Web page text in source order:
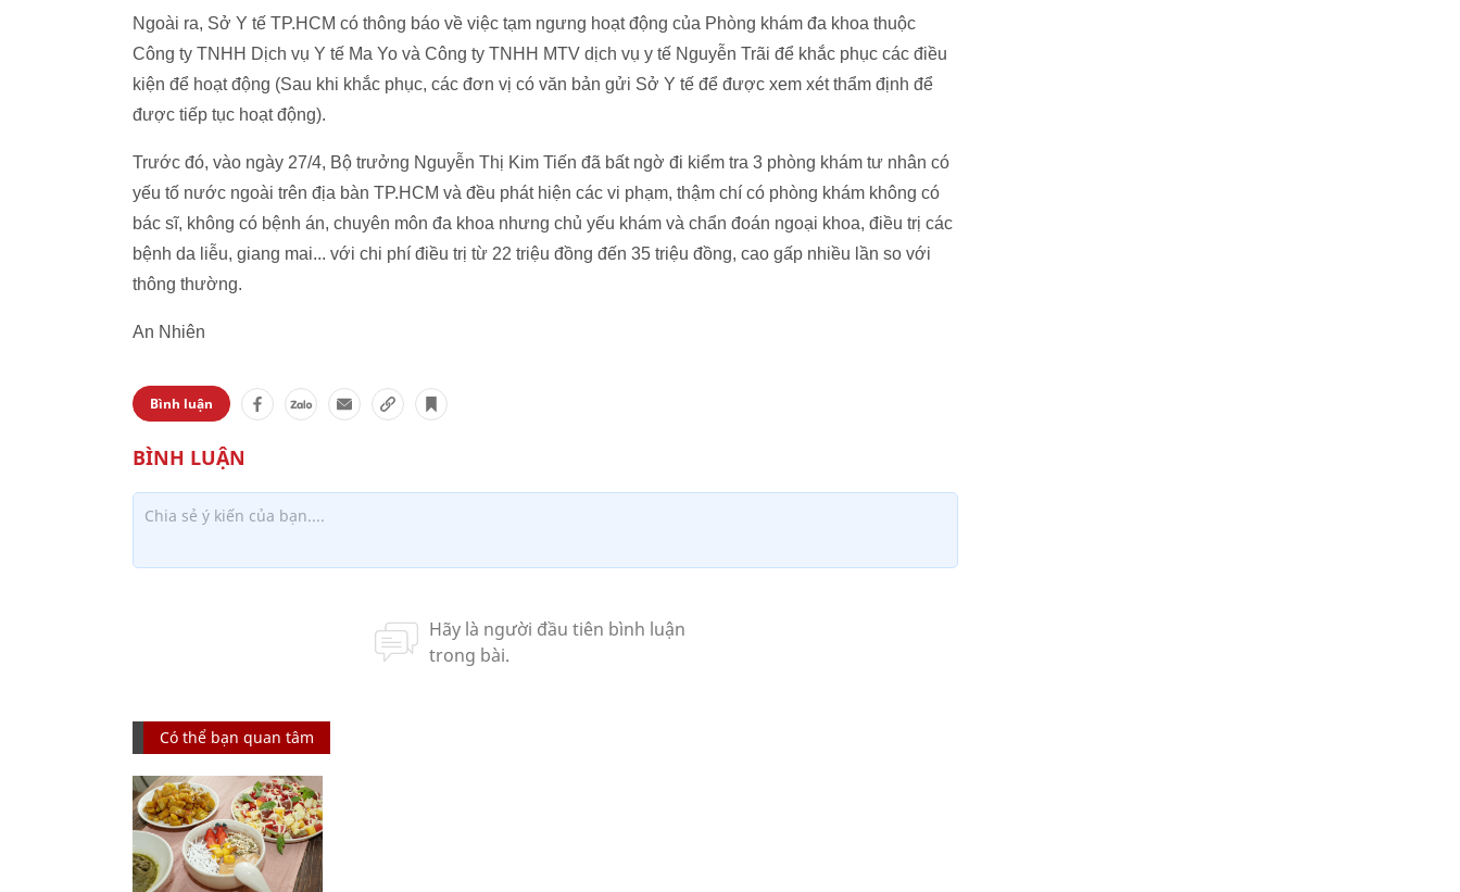
Ngoài ra, Sở Y tế TP.HCM có thông báo về việc tạm ngưng hoạt động của Phòng khám đa khoa thuộc
Công ty TNHH Dịch vụ Y tế Ma Yo và Công ty TNHH MTV dịch vụ y tế Nguyễn Trãi để khắc phục các điều
kiện để hoạt động (Sau khi khắc phục, các đơn vị có văn bản gửi Sở Y tế để được xem xét thẩm định để
được tiếp tục hoạt động).
Trước đó, vào ngày 27/4, Bộ trưởng Nguyễn Thị Kim Tiến đã bất ngờ đi kiểm tra 3 phòng khám tư nhân có
yếu tố nước ngoài trên địa bàn TP.HCM và đều phát hiện các vi phạm, thậm chí có phòng khám không có
bác sĩ, không có bệnh án, chuyên môn đa khoa nhưng chủ yếu khám và chẩn đoán ngoại khoa, điều trị các
bệnh da liễu, giang mai... với chi phí điều trị từ 22 triệu đồng đến 35 triệu đồng, cao gấp nhiều lần so với
thông thường.
An Nhiên
Bình luận
Có thể bạn quan tâm